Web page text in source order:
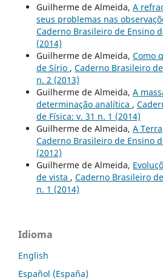
Guilherme de Almeida, A
seus problemas nas
Caderno Brasileiro de Ensino
(2014)
Guilherme de Almeida, Como
de Sírio , Caderno Brasileiro
n. 2 (2013)
Guilherme de Almeida, A
determinação analítica ,
de Física: v. 31 n. 1 (2014)
Guilherme de Almeida, A
Caderno Brasileiro de Ensino
(2012)
Guilherme de Almeida,
de vista , Caderno Brasileiro
n. 1 (2014)
Idioma
English
Español (España)